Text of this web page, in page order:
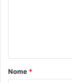
Nome *